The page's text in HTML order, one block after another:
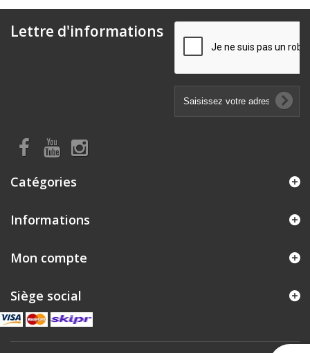
Lettre d'informations
Catégories
Informations
Mon compte
Siège social